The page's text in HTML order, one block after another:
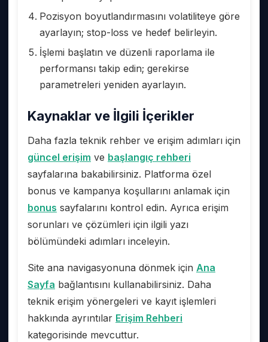
Pozisyon boyutlandırmasını volatiliteye göre
ayarlayın; stop-loss ve hedef belirleyin.
İşlemi başlatın ve düzenli raporlama ile
performansı takip edin; gerekirse
parametreleri yeniden ayarlayın.
Kaynaklar ve İlgili İçerikler
Daha fazla teknik rehber ve erişim adımları için
güncel erişim ve başlangıç rehberi
sayfalarına bakabilirsiniz. Platforma özel
bonus ve kampanya koşullarını anlamak için
bonus sayfalarını kontrol edin. Ayrıca erişim
sorunları ve çözümleri için ilgili yazı
bölümündeki adımları inceleyin.
Site ana navigasyonuna dönmek için Ana
Sayfa bağlantısını kullanabilirsiniz. Daha
teknik erişim yönergeleri ve kayıt işlemleri
hakkında ayrıntılar Erişim Rehberi
kategorisinde mevcuttur.